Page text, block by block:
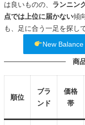
は良いものの、 ランニン
点では上位に届かない傾
も、足に合う一足を探し
New
商
順位
ブラ
ンド
価格
帯